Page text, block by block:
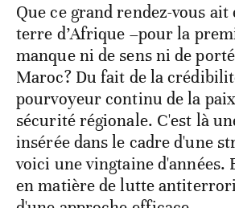
Que ce grand rendez-vous ait
terre d’Afrique –pour la
manque ni de sens ni de
Maroc? Du fait de la
pourvoyeur continu de la
sécurité régionale. C'est là
insérée dans le cadre d'une
voici une vingtaine d'années.
en matière de lutte